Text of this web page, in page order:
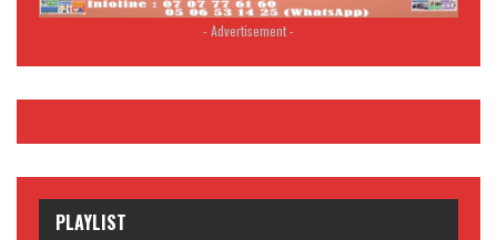
- Advertisement -
PLAYLIST